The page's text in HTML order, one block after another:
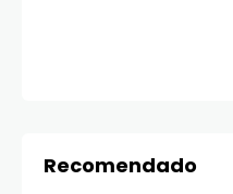
Recomendado